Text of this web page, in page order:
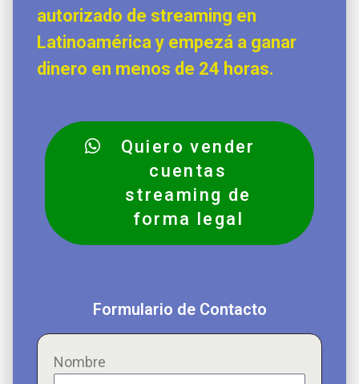
autorizado de streaming en
Latinoamérica y empezá a ganar
dinero en menos de 24 horas.
Quiero vender
cuentas
streaming de
forma legal
Formulario de Contacto
Nombre